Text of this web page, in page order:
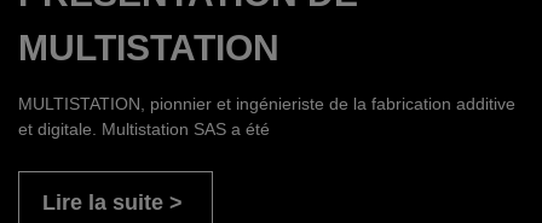
MULTISTATION
MULTISTATION, pionnier et ingénieriste de la fabrication additive
et digitale. Multistation SAS a été
Lire la suite